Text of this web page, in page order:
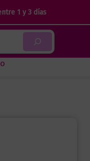
1 y 3 días